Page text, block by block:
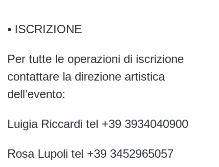
• ISCRIZIONE
Per tutte le operazioni di iscrizione
contattare la direzione artistica
dell’evento:
Luigia Riccardi tel +39 3934040900
Rosa Lupoli tel +39 3452965057